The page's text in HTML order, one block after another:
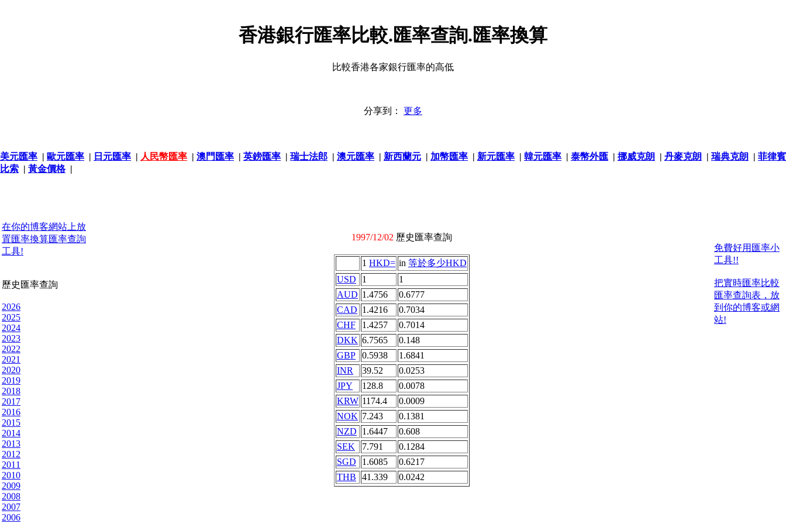
香港銀行匯率比較.匯率查詢.匯率換算
比較香港各家銀行匯率的高低
分享到： 更多
美元匯率 | 歐元匯率 | 日元匯率 | 人民幣匯率 | 澳門匯率 | 英鎊匯率 | 瑞士法郎 | 澳元匯率 | 新西蘭元 | 加幣匯率 | 新元匯率 | 韓元匯率 | 泰幣外匯 | 挪威克朗 | 丹麥克朗 | 瑞典克朗 | 菲律賓
比索 | 黃金價格|
在你的博客網站上放
置匯率換算匯率查詢
工具!
歷史匯率查詢
2026
2025
2024
2023
2022
2021
2020
2019
2018
2017
2016
2015
2014
2013
2012
2011
2010
2009
2008
2007
2006
1997/12/02 歷史匯率查詢
1 HKD= in 等於多少HKD
USD
1
1
AUD 1.4756
0.6777
CAD 1.4216
0.7034
CHF
1.4257
0.7014
DKK 6.7565
0.148
GBP
0.5938
1.6841
INR
39.52
0.0253
JPY
128.8
0.0078
KRW 1174.4
0.0009
NOK 7.243
0.1381
NZD
1.6447
0.608
SEK
7.791
0.1284
SGD
1.6085
0.6217
THB
41.339 0.0242
免費好用匯率小
工具!!
把實時匯率比較
匯率查詢表，放
到你的博客或網
站!